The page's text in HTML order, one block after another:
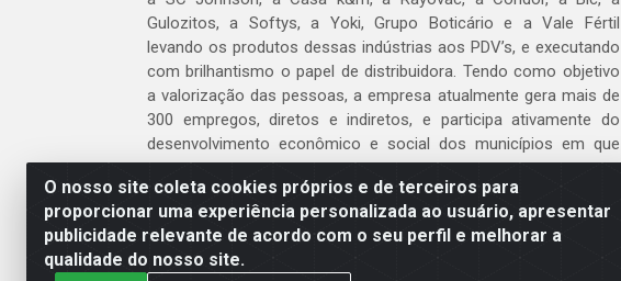
O nosso site coleta cookies próprios e de terceiros para
proporcionar uma experiência personalizada ao usuário, apresentar
publicidade relevante de acordo com o seu perfil e melhorar a
qualidade do nosso site.
Gulozitos, a Softys, a Yoki, Grupo Boticário e a Vale Fértil
levando os produtos dessas indústrias aos PDV’s, e executando
com brilhantismo o papel de distribuidora. Tendo como objetivo
a valorização das pessoas, a empresa atualmente gera mais de
300 empregos, diretos e indiretos, e participa ativamente do
desenvolvimento econômico e social dos municípios em que
atua.
Venha fazer parte do nosso time!
Clique aqui